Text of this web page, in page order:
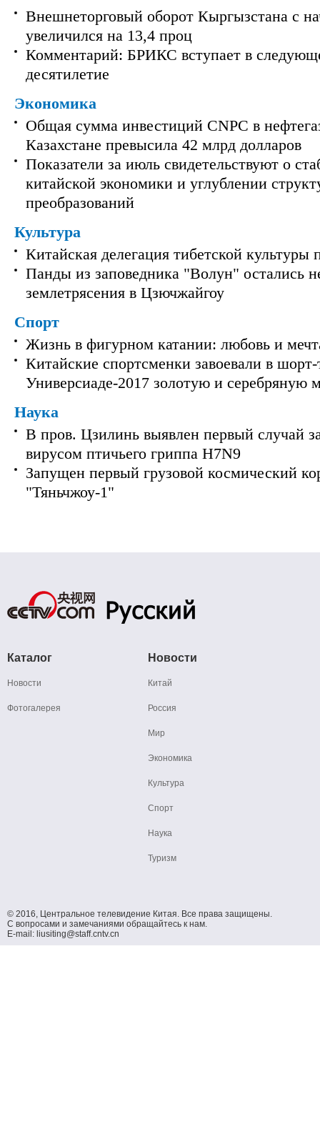
Внешнеторговый оборот Кыргызстана с
увеличился на 13,4 проц
Комментарий: БРИКС вступает в
десятилетие
Экономика
Общая сумма инвестиций CNPC в
Казахстане превысила 42 млрд долларов
Показатели за июль свидетельствуют о
китайской экономики и углублении
преобразований
Культура
Китайская делегация тибетской культуры
Панды из заповедника "Волун" остались
землетрясения в Цзючжайгоу
Спорт
Жизнь в фигурном катании: любовь и
Китайские спортсменки завоевали в шорт-
Универсиаде-2017 золотую и серебряную
Наука
В пров. Цзилинь выявлен первый случай
вирусом птичьего гриппа H7N9
Запущен первый грузовой космический
"Тяньчжоу-1"
Каталог
Новости
Фотогалерея
Новости
Китай
Россия
Мир
Экономика
Культура
Спорт
Наука
Туризм
© 2016, Центральное телевидение Китая. Все права защищены.
С вопросами и замечаниями обращайтесь к нам.
E-mail: liusiting@staff.cntv.cn